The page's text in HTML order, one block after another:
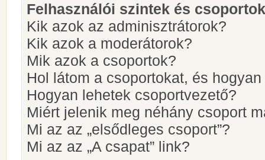
Felhasználói szintek és csoportok
Kik azok az adminisztrátorok?
Kik azok a moderátorok?
Mik azok a csoportok?
Hol látom a csoportokat, és
Hogyan lehetek csoportvezető?
Miért jelenik meg néhány csoport
Mi az az „elsődleges csoport”?
Mi az az „A csapat” link?